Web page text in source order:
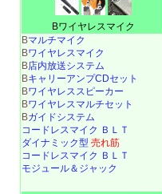
Bワイヤレスマイク
Bマルチマイク
Bワイヤレスマイク
B店内放送システム
BキャリーアンプCDセット
Bワイヤレススピーカー
Bワイヤレスマルチセット
Bガイドシステム
コードレスマイク ＢＬＴ
ダイナミック型 売れ筋
コードレスマイク ＢＬＴ
モジュール＆ジャック